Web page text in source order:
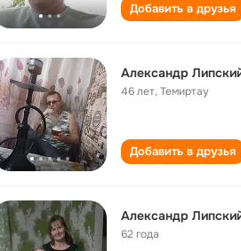
Добавить в друзья
Александр
46 лет,Темиртау
Добавить в друзья
Александр
62 года